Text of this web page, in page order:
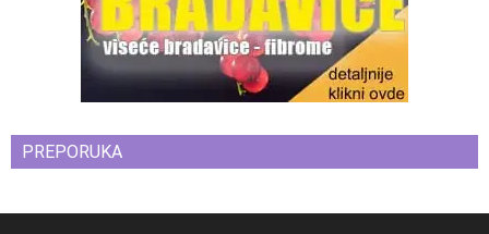
PREPORUKA